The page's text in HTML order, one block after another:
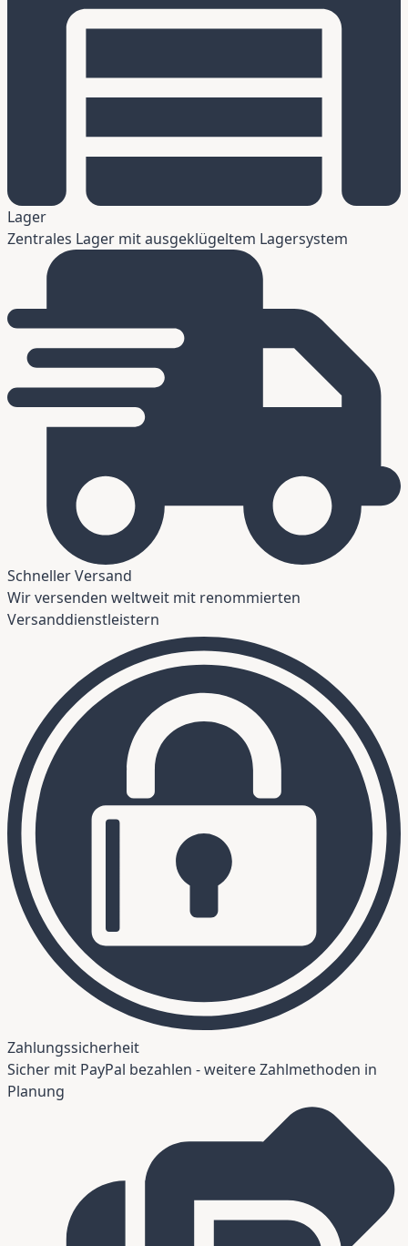
Lager
Zentrales Lager mit ausgeklügeltem Lagersystem
Schneller Versand
Wir versenden weltweit mit renommierten
Versanddienstleistern
Zahlungssicherheit
Sicher mit PayPal bezahlen - weitere Zahlmethoden in
Planung